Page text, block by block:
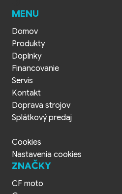
MENU
Domov
Produkty
Doplnky
Financovanie
Servis
Kontakt
Doprava strojov
Splátkový predaj
Cookies
Nastavenia cookies
ZNAČKY
CF moto